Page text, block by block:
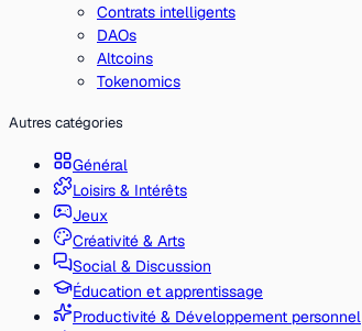
Contrats intelligents
DAOs
Altcoins
Tokenomics
Autres catégories
Général
Loisirs & Intérêts
Jeux
Créativité & Arts
Social & Discussion
Éducation et apprentissage
Productivité & Développement personnel